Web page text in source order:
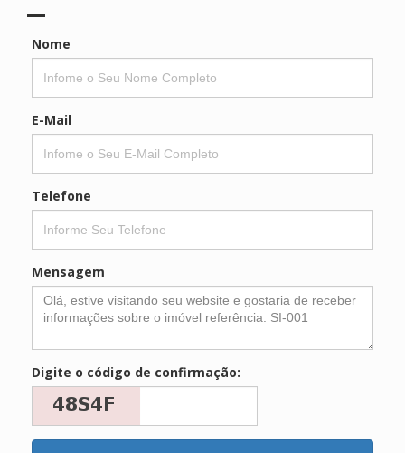
Nome
E-Mail
Telefone
Mensagem
Digite o código de confirmação: